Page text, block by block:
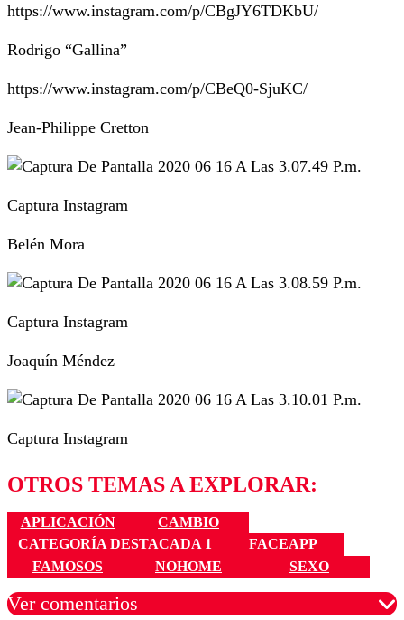
https://www.instagram.com/p/CBgJY6TDKbU/
Rodrigo “Gallina”
https://www.instagram.com/p/CBeQ0-SjuKC/
Jean-Philippe Cretton
Captura Instagram
Belén Mora
Captura Instagram
Joaquín Méndez
Captura Instagram
OTROS TEMAS A EXPLORAR:
APLICACIÓN
CAMBIO
CATEGORÍA DESTACADA 1
FACEAPP
FAMOSOS
NOHOME SEXO
Ver comentarios